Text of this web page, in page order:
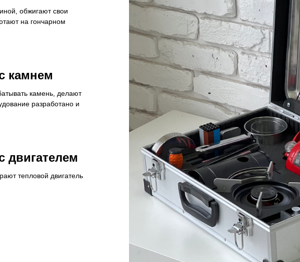
обжигают свои
на гончарном
камнем
камень, делают
разработано и
двигателем
тепловой двигатель